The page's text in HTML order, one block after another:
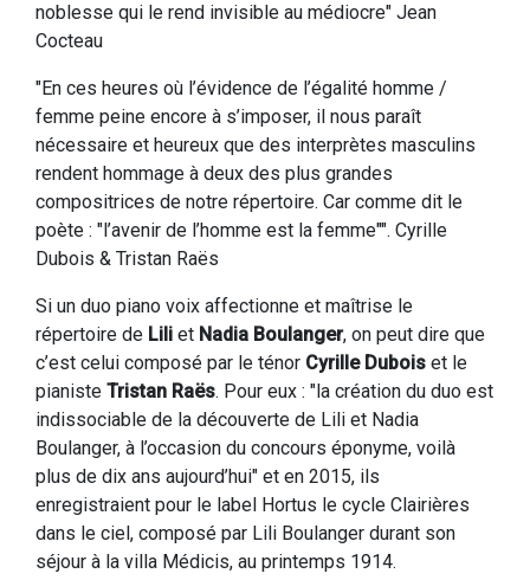
noblesse qui le rend invisible au médiocre" Jean
Cocteau
"En ces heures où l’évidence de l’égalité homme /
femme peine encore à s’imposer, il nous paraît
nécessaire et heureux que des interprètes masculins
rendent hommage à deux des plus grandes
compositrices de notre répertoire. Car comme dit le
poète : "l’avenir de l’homme est la femme"". Cyrille
Dubois & Tristan Raës
Si un duo piano voix affectionne et maîtrise le
répertoire de Lili et Nadia Boulanger, on peut dire que
c’est celui composé par le ténor Cyrille Dubois et le
pianiste Tristan Raës. Pour eux : "la création du duo est
indissociable de la découverte de Lili et Nadia
Boulanger, à l’occasion du concours éponyme, voilà
plus de dix ans aujourd’hui" et en 2015, ils
enregistraient pour le label Hortus le cycle Clairières
dans le ciel, composé par Lili Boulanger durant son
séjour à la villa Médicis, au printemps 1914.